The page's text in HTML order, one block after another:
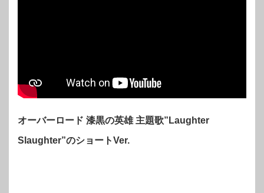
オーバーロード 漆黒の英雄 主題歌”Laughter
Slaughter”のショートVer.